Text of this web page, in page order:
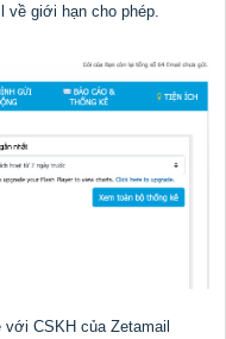
về giới hạn cho phép.
CSKH của Zetamail